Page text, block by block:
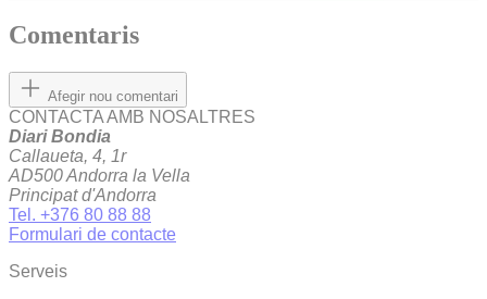
Comentaris
Afegir nou comentari
CONTACTA AMB NOSALTRES
Diari Bondia
Callaueta, 4, 1r
AD500 Andorra la Vella
Principat d'Andorra
Tel. +376 80 88 88
Formulari de contacte
Serveis